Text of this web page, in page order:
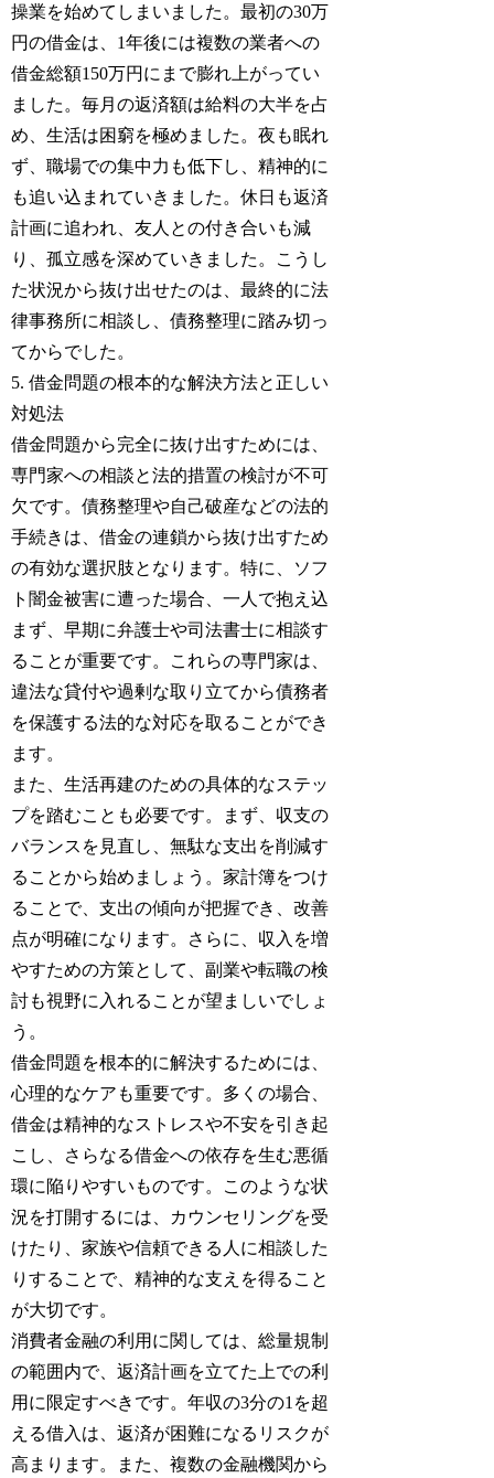
操業を始めてしまいました。最初の30万
円の借金は、1年後には複数の業者への
借金総額150万円にまで膨れ上がってい
ました。毎月の返済額は給料の大半を占
め、生活は困窮を極めました。夜も眠れ
ず、職場での集中力も低下し、精神的に
も追い込まれていきました。休日も返済
計画に追われ、友人との付き合いも減
り、孤立感を深めていきました。こうし
た状況から抜け出せたのは、最終的に法
律事務所に相談し、債務整理に踏み切っ
てからでした。
5. 借金問題の根本的な解決方法と正しい
対処法
借金問題から完全に抜け出すためには、
専門家への相談と法的措置の検討が不可
欠です。債務整理や自己破産などの法的
手続きは、借金の連鎖から抜け出すため
の有効な選択肢となります。特に、ソフ
ト闇金被害に遭った場合、一人で抱え込
まず、早期に弁護士や司法書士に相談す
ることが重要です。これらの専門家は、
違法な貸付や過剰な取り立てから債務者
を保護する法的な対応を取ることができ
ます。
また、生活再建のための具体的なステッ
プを踏むことも必要です。まず、収支の
バランスを見直し、無駄な支出を削減す
ることから始めましょう。家計簿をつけ
ることで、支出の傾向が把握でき、改善
点が明確になります。さらに、収入を増
やすための方策として、副業や転職の検
討も視野に入れることが望ましいでしょ
う。
借金問題を根本的に解決するためには、
心理的なケアも重要です。多くの場合、
借金は精神的なストレスや不安を引き起
こし、さらなる借金への依存を生む悪循
環に陥りやすいものです。このような状
況を打開するには、カウンセリングを受
けたり、家族や信頼できる人に相談した
りすることで、精神的な支えを得ること
が大切です。
消費者金融の利用に関しては、総量規制
の範囲内で、返済計画を立てた上での利
用に限定すべきです。年収の3分の1を超
える借入は、返済が困難になるリスクが
高まります。また、複数の金融機関から